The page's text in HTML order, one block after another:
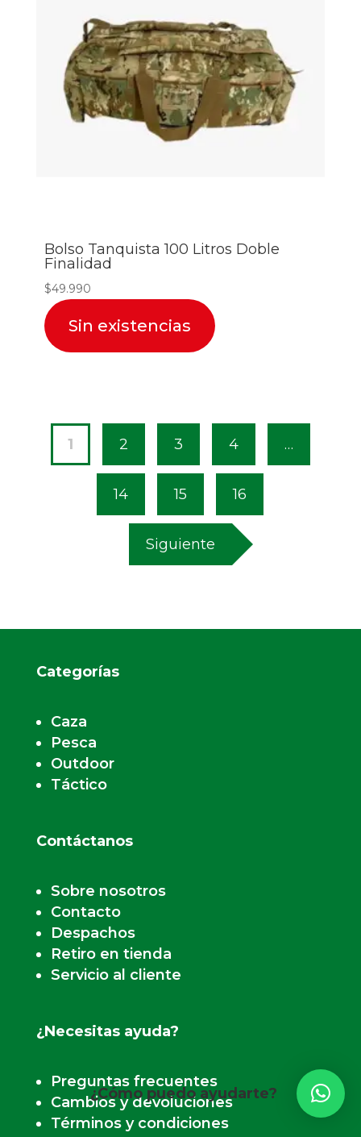
Bolso Tanquista 100 Litros Doble
Finalidad
$49.990
Sin existencias
1 2 3 4 …
14 15 16
Siguiente
Categorías
Caza
Pesca
Outdoor
Táctico
Contáctanos
Sobre nosotros
Contacto
Despachos
Retiro en tienda
Servicio al cliente
¿Necesitas ayuda?
Preguntas frecuentes
Cambios y devoluciones
Términos y condiciones
¿Cómo puedo ayudarte?